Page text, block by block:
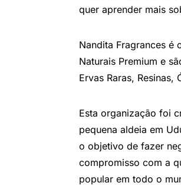
quer aprender mais
Nandita Fragrances é
Naturais Premium e
Ervas Raras, Resinas,
Esta organização foi
pequena aldeia em
o objetivo de fazer
compromisso com a
popular em todo o